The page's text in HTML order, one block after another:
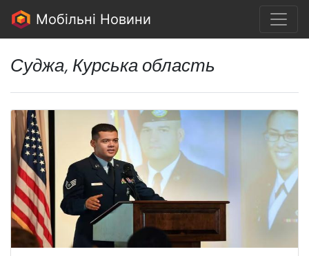
Мобільні Новини
Суджа, Курська область